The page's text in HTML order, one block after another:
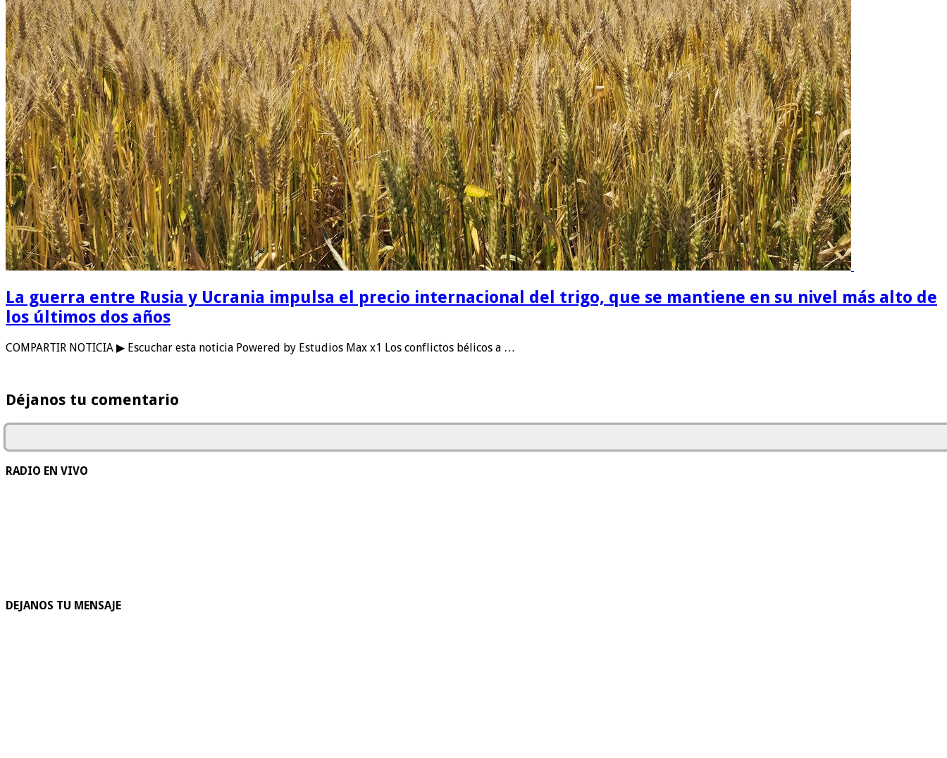
La guerra entre Rusia y Ucrania impulsa el precio internacional del trigo, que se mantiene en su nivel más alto de
los últimos dos años
COMPARTIR NOTICIA ▶ Escuchar esta noticia Powered by Estudios Max x1 Los conflictos bélicos a …
Déjanos tu comentario
RADIO EN VIVO
DEJANOS TU MENSAJE